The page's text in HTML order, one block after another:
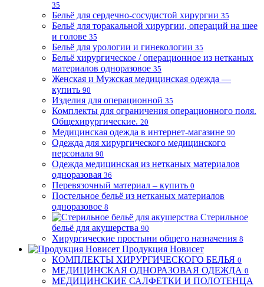
35
Бельё для сердечно-сосудистой хирургии 35
Бельё для торакальной хирургии, операций на шее
и голове 35
Бельё для урологии и гинекологии 35
Бельё хирургическое / операционное из нетканых
материалов одноразовое 35
Женская и Мужская медицинская одежда —
купить 90
Изделия для операционной 35
Комплекты для ограничения операционного поля.
Общехирургические. 20
Медицинская одежда в интернет-магазине 90
Одежда для хирургического медицинского
персонала 90
Одежда медицинская из нетканых материалов
одноразовая 36
Перевязочный материал – купить 0
Постельное бельё из нетканых материалов
одноразовое 8
Стерильное
бельё для акушерства 90
Хирургические простыни общего назначения 8
Продукция Новисет
КОМПЛЕКТЫ ХИРУРГИЧЕСКОГО БЕЛЬЯ 0
МЕДИЦИНСКАЯ ОДНОРАЗОВАЯ ОДЕЖДА 0
МЕДИЦИНСКИЕ САЛФЕТКИ И ПОЛОТЕНЦА